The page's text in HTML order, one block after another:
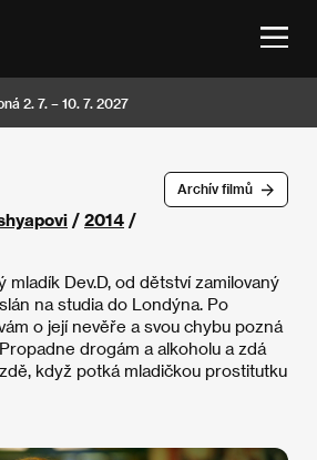
2. 7. – 10. 7. 2027
Archív filmů
/ 2014 /
mladík Dev.D, od dětství zamilovaný
na studia do Londýna. Po
o její nevěře a svou chybu pozná
drogám a alkoholu a zdá
když potká mladičkou prostitutku